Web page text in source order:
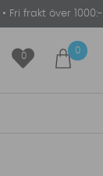
• Fri frakt över 1000:-
0
0